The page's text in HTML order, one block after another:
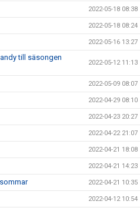
2022-05-18 08:38
2022-05-18 08:24
2022-05-16 13:27
till säsongen
2022-05-12 11:13
2022-05-09 08:07
2022-04-29 08:10
2022-04-23 20:27
2022-04-22 21:07
2022-04-21 18:08
2022-04-21 14:23
2022-04-21 10:35
2022-04-12 10:54